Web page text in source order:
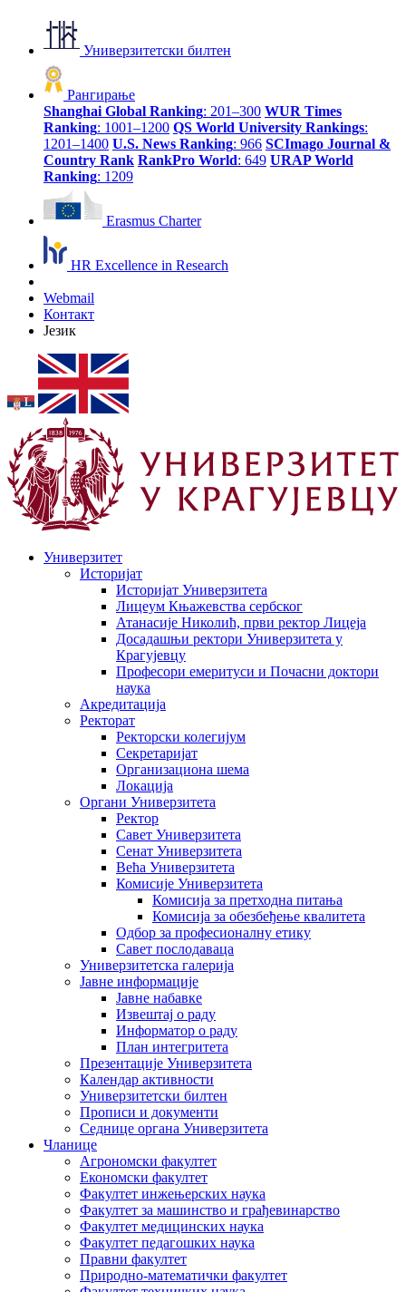
Универзитетски билтен
Рангирање
Shanghai Global Ranking: 201–300 WUR Times
Ranking: 1001–1200 QS World University Rankings:
1201–1400 U.S. News Ranking: 966 SCImago Journal &
Country Rank RankPro World: 649 URAP World
Ranking: 1209
Erasmus Charter
HR Excellence in Research
Webmail
Контакт
Језик
Универзитет
Историјат
Историјат Универзитета
Лицеум Књажевства сербског
Атанасије Николић, први ректор Лицеја
Досадашњи ректори Универзитета у
Крагујевцу
Професори емеритуси и Почасни доктори
наука
Акредитација
Ректорат
Ректорски колегијум
Секретаријат
Организациона шема
Локација
Органи Универзитета
Ректор
Савет Универзитета
Сенат Универзитета
Већа Универзитета
Комисије Универзитета
Комисија за претходна питања
Комисија за обезбеђење квалитета
Одбор за професионалну етику
Савет послодаваца
Универзитетска галерија
Јавне информације
Јавне набавке
Извештај о раду
Информатор о раду
План интегритета
Презентације Универзитета
Календар активности
Универзитетски билтен
Прописи и документи
Седнице органа Универзитета
Чланице
Агрономски факултет
Економски факултет
Факултет инжењерских наука
Факултет за машинство и грађевинарство
Факултет медицинских наука
Факултет педагошких наука
Правни факултет
Природно-математички факултет